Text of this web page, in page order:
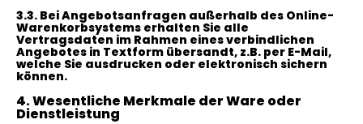
3.3. Bei Angebotsanfragen außerhalb des Online-
Warenkorbsystems erhalten Sie alle
Vertragsdaten im Rahmen eines verbindlichen
Angebotes in Textform übersandt, z.B. per E-Mail,
welche Sie ausdrucken oder elektronisch sichern
können.
4. Wesentliche Merkmale der Ware oder
Dienstleistung